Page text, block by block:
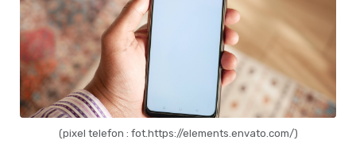
(pixel telefon : fot.https://elements.envato.com/)